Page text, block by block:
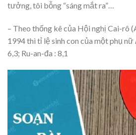
tưởng, tôi bỗng “sáng mắt ra”…
– Theo thống kê của Hội nghị Cai-rô
1994 thì tỉ lệ sinh con của một phụ nữ
6,3; Ru-an-đa : 8,1